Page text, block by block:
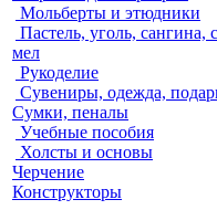
Мольберты и этюдники
Пастель, уголь, сангина,
мел
Рукоделие
Сувениры, одежда,
Сумки, пеналы
Учебные пособия
Холсты и основы
Черчение
Конструкторы